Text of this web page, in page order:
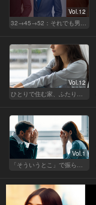
Vol.12
Vol.12
Vol.1